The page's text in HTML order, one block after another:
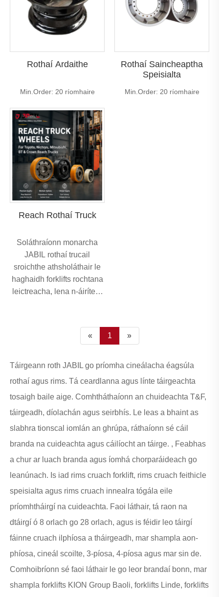
Rothaí Ardaithe
Min.Order: 20 ríomhaire
Rothaí Saincheaptha
Speisialta
Min.Order: 20 ríomhaire
Reach Rothaí Truck
Soláthraíonn monarcha
JABIL rothaí trucail
sroichthe athsholáthair le
haghaidh forklifts rochtana
leictreacha, lena n-áirítear
rothaí comhardaithe agus
rothaí tiomána. I measc na
330x145x180,
330x145x190,
330x145x205,
380x152x240, 150x80,
178x73 agus méideanna
haghaidh samhlacha
trucail Nichiyu, BT agus
Toyota Crown.
« 1 »
Táirgeann roth JABIL go príomha cineálacha éagsúla
rothaí agus rims. Tá ceardlanna agus línte táirgeachta
tosaigh baile aige. Comhtháthaíonn an chuideachta T&F,
táirgeadh, díolachán agus seirbhís. Le leas a bhaint as
slabhra tionscal iomlán an ghrúpa, ráthaíonn sé cáil
branda na cuideachta agus cáilíocht an táirge. , Feabhas
a chur ar luach branda agus íomhá chorparáideach go
leanúnach. Is iad rims cruach forklift, rims cruach feithicle
speisialta agus rims cruach innealra tógála eile
príomhtháirgí na cuideachta. Faoi láthair, tá raon na
dtáirgí ó 8 orlach go 28 orlach, agus is féidir leo táirgí
fáinne cruach ilphíosa a tháirgeadh, mar shampla aon-
phíosa, cineál scoilte, 3-píosa, 4-píosa agus mar sin de.
Comhoibríonn sé faoi láthair le go leor brandaí bonn, mar
shampla forklifts KION Group Baoli, forklifts Linde, forklifts